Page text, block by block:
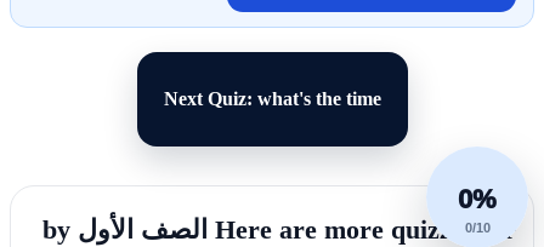
Next Quiz: what's the time
0%
0/10
Here are more quizzes for الصف الأول by